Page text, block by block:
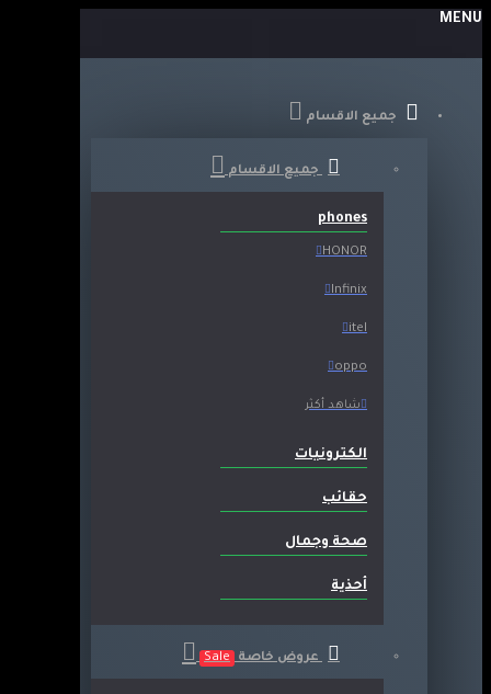
MENU
جميع الاقسام
جميع الاقسام
phones
HONOR
Infinix
itel
oppo
شاهد أكثر
الكترونيات
حقائب
صحة وجمال
أحذية
عروض خاصة Sale